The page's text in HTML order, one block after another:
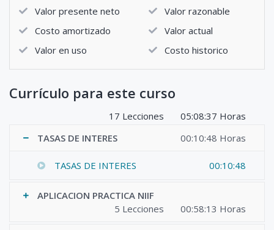
Valor presente neto
Valor razonable
Costo amortizado
Valor actual
Valor en uso
Costo historico
Currículo para este curso
17 Lecciones
05:08:37 Horas
TASAS DE INTERES
00:10:48 Horas
TASAS DE INTERES 00:10:48
APLICACION PRACTICA NIIF
5 Lecciones
00:58:13 Horas